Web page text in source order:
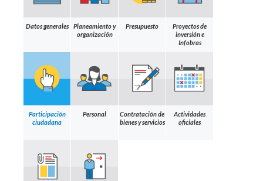
Datos generales
Planeamiento y
organización
Presupuesto
Proyectos de
inversión e
Infobras
Participación
ciudadana
Personal
Contratación de
bienes y servicios
Actividades
oficiales